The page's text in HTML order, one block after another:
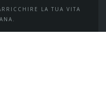
LA TUA VITA